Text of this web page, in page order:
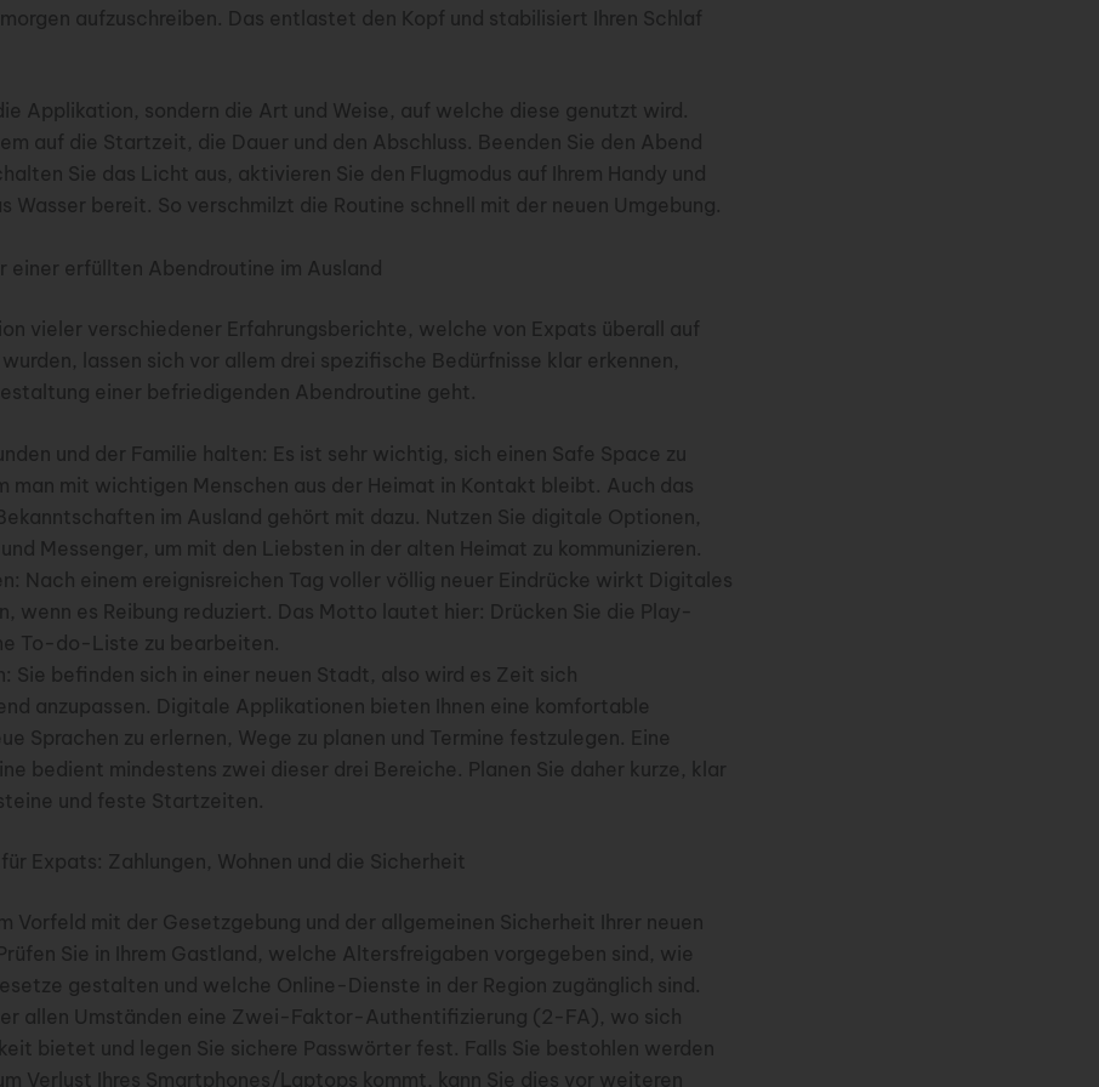
aufzuschreiben. Das entlastet den Kopf und stabilisiert Ihren Schlaf
Applikation, sondern die Art und Weise, auf welche diese genutzt wird.
auf die Startzeit, die Dauer und den Abschluss. Beenden Sie den Abend
Sie das Licht aus, aktivieren Sie den Flugmodus auf Ihrem Handy und
Wasser bereit. So verschmilzt die Routine schnell mit der neuen Umgebung.
einer erfüllten Abendroutine im Ausland
vieler verschiedener Erfahrungsberichte, welche von Expats überall auf
lassen sich vor allem drei spezifische Bedürfnisse klar erkennen,
einer befriedigenden Abendroutine geht.
und der Familie halten: Es ist sehr wichtig, sich einen Safe Space zu
man mit wichtigen Menschen aus der Heimat in Kontakt bleibt. Auch das
im Ausland gehört mit dazu. Nutzen Sie digitale Optionen,
Messenger, um mit den Liebsten in der alten Heimat zu kommunizieren.
Nach einem ereignisreichen Tag voller völlig neuer Eindrücke wirkt Digitales
wenn es Reibung reduziert. Das Motto lautet hier: Drücken Sie die Play-
To-do-Liste zu bearbeiten.
Sie befinden sich in einer neuen Stadt, also wird es Zeit sich
anzupassen. Digitale Applikationen bieten Ihnen eine komfortable
Sprachen zu erlernen, Wege zu planen und Termine festzulegen. Eine
bedient mindestens zwei dieser drei Bereiche. Planen Sie daher kurze, klar
und feste Startzeiten.
Expats: Zahlungen, Wohnen und die Sicherheit
Vorfeld mit der Gesetzgebung und der allgemeinen Sicherheit Ihrer neuen
Sie in Ihrem Gastland, welche Altersfreigaben vorgegeben sind, wie
gestalten und welche Online-Dienste in der Region zugänglich sind.
allen Umständen eine Zwei-Faktor-Authentifizierung (2-FA), wo sich
bietet und legen Sie sichere Passwörter fest. Falls Sie bestohlen werden
Verlust Ihres Smartphones/Laptops kommt, kann Sie dies vor weiteren